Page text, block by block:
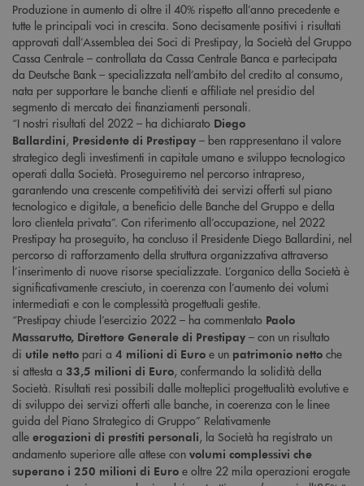
Produzione in aumento di oltre il 40% rispetto all’anno precedente e
tutte le principali voci in crescita. Sono decisamente positivi i risultati
approvati dall’Assemblea dei Soci di Prestipay, la Società del Gruppo
Cassa Centrale – controllata da Cassa Centrale Banca e partecipata
da Deutsche Bank – specializzata nell’ambito del credito al consumo,
nata per supportare le banche clienti e affiliate nel presidio del
segmento di mercato dei finanziamenti personali.
“I nostri risultati del 2022 – ha dichiarato Diego
Ballardini, Presidente di Prestipay – ben rappresentano il valore
strategico degli investimenti in capitale umano e sviluppo tecnologico
operati dalla Società. Proseguiremo nel percorso intrapreso,
garantendo una crescente competitività dei servizi offerti sul piano
tecnologico e digitale, a beneficio delle Banche del Gruppo e della
loro clientela privata”. Con riferimento all’occupazione, nel 2022
Prestipay ha proseguito, ha concluso il Presidente Diego Ballardini, nel
percorso di rafforzamento della struttura organizzativa attraverso
l’inserimento di nuove risorse specializzate. L’organico della Società è
significativamente cresciuto, in coerenza con l’aumento dei volumi
intermediati e con le complessità progettuali gestite.
“Prestipay chiude l’esercizio 2022 – ha commentato Paolo
Massarutto, Direttore Generale di Prestipay – con un risultato
di utile netto pari a 4 milioni di Euro e un patrimonio netto che
si attesta a 33,5 milioni di Euro, confermando la solidità della
Società. Risultati resi possibili dalle molteplici progettualità evolutive e
di sviluppo dei servizi offerti alle banche, in coerenza con le linee
guida del Piano Strategico di Gruppo” Relativamente
alle erogazioni di prestiti personali, la Società ha registrato un
andamento superiore alle attese con volumi complessivi che
superano i 250 milioni di Euro e oltre 22 mila operazioni erogate